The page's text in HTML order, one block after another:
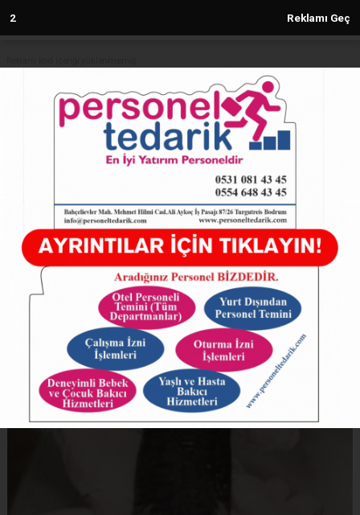
1 Reklamı Geç
Anasayfa HATAY
Deprem enkazından 400 yıllık
anlaşma çıktı
23.11.2023 - 09:24, Güncelleme: 23.11.2023 - 10:41
4005+ kez okundu.
Deprem enkazından 400 yıllık anlaşma çıktı
ABONE OL